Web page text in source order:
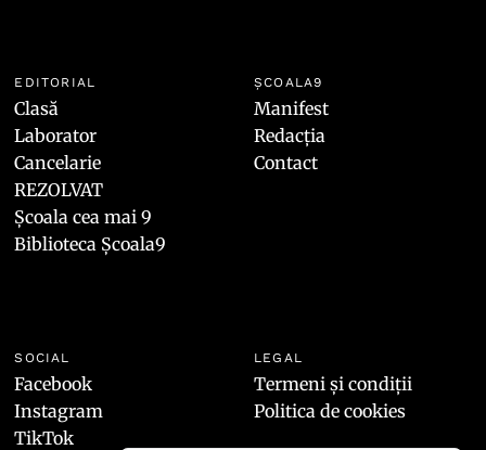
EDITORIAL
Clasă
Laborator
Cancelarie
REZOLVAT
Școala cea mai 9
Biblioteca Școala9
ȘCOALA9
Manifest
Redacția
Contact
SOCIAL
Facebook
Instagram
TikTok
LEGAL
Termeni și condiții
Politica de cookies